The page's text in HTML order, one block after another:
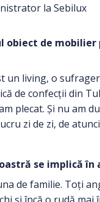
la Sebilux
obiect de mobilier
un living, o
de confecții din
plecat. Și nu am
zi de zi, de
se implică în
de familie. Toți